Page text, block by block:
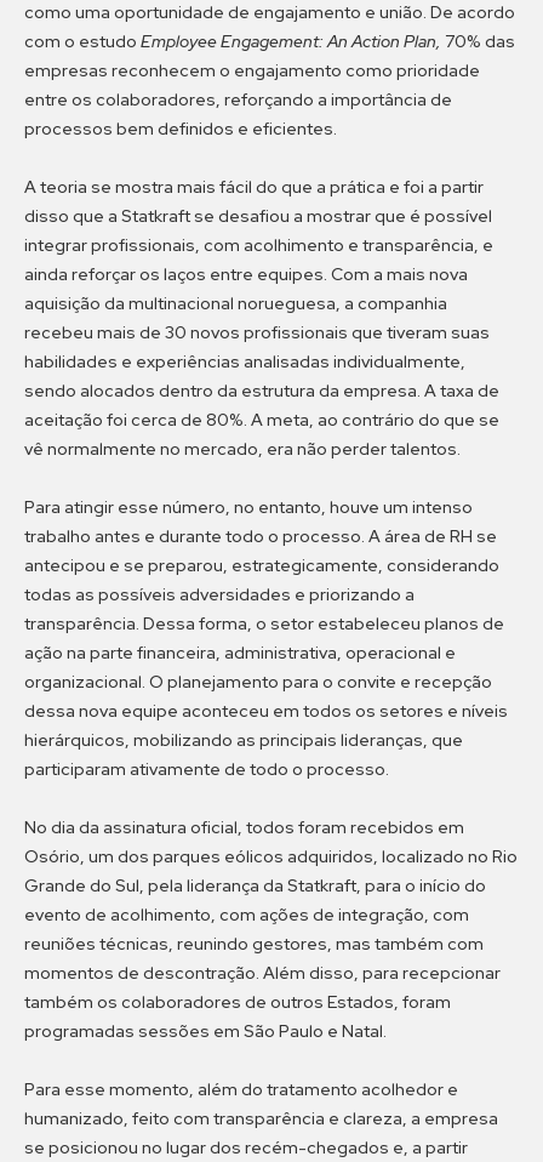
como uma oportunidade de engajamento e união. De acordo
com o estudo Employee Engagement: An Action Plan, 70% das
empresas reconhecem o engajamento como prioridade
entre os colaboradores, reforçando a importância de
processos bem definidos e eficientes.
A teoria se mostra mais fácil do que a prática e foi a partir
disso que a Statkraft se desafiou a mostrar que é possível
integrar profissionais, com acolhimento e transparência, e
ainda reforçar os laços entre equipes. Com a mais nova
aquisição da multinacional norueguesa, a companhia
recebeu mais de 30 novos profissionais que tiveram suas
habilidades e experiências analisadas individualmente,
sendo alocados dentro da estrutura da empresa. A taxa de
aceitação foi cerca de 80%. A meta, ao contrário do que se
vê normalmente no mercado, era não perder talentos.
Para atingir esse número, no entanto, houve um intenso
trabalho antes e durante todo o processo. A área de RH se
antecipou e se preparou, estrategicamente, considerando
todas as possíveis adversidades e priorizando a
transparência. Dessa forma, o setor estabeleceu planos de
ação na parte financeira, administrativa, operacional e
organizacional. O planejamento para o convite e recepção
dessa nova equipe aconteceu em todos os setores e níveis
hierárquicos, mobilizando as principais lideranças, que
participaram ativamente de todo o processo.
No dia da assinatura oficial, todos foram recebidos em
Osório, um dos parques eólicos adquiridos, localizado no Rio
Grande do Sul, pela liderança da Statkraft, para o início do
evento de acolhimento, com ações de integração, com
reuniões técnicas, reunindo gestores, mas também com
momentos de descontração. Além disso, para recepcionar
também os colaboradores de outros Estados, foram
programadas sessões em São Paulo e Natal.
Para esse momento, além do tratamento acolhedor e
humanizado, feito com transparência e clareza, a empresa
se posicionou no lugar dos recém-chegados e, a partir